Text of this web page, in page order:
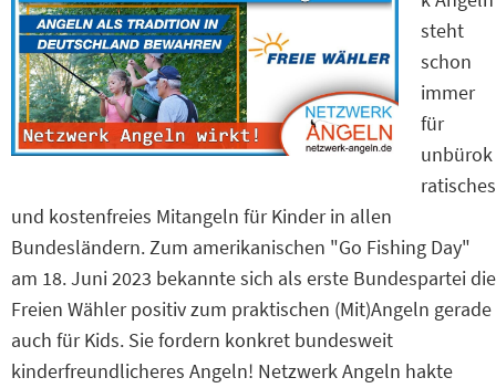
steht
schon
immer
für
unbürok
ratisches
und kostenfreies Mitangeln für Kinder in allen
Bundesländern. Zum amerikanischen "Go Fishing Day"
am 18. Juni 2023 bekannte sich als erste Bundespartei die
Freien Wähler positiv zum praktischen (Mit)Angeln gerade
auch für Kids. Sie fordern konkret bundesweit
kinderfreundlicheres Angeln! Netzwerk Angeln hakte